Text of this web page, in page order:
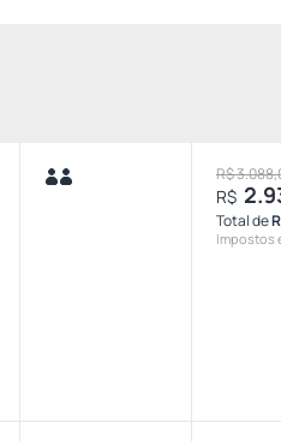
R$
R$
Total de
Impostos